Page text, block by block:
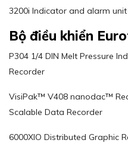
3200i Indicator and alarm unit
Bộ điều khiển
P304 1/4 DIN Melt Pressure
Recorder
VisiPak™ V408 nanodac™
Scalable Data Recorder
6000XIO Distributed